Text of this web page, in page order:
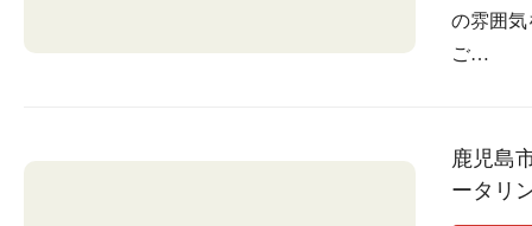
の雰囲気
ご…
鹿児島
ータリ